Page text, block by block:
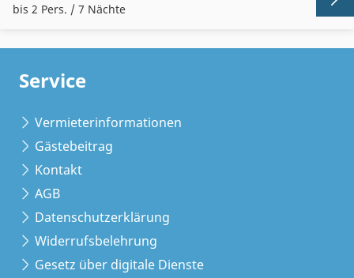
bis 2 Pers. / 7 Nächte
Service
Vermieterinformationen
Gästebeitrag
Kontakt
AGB
Datenschutzerklärung
Widerrufsbelehrung
Gesetz über digitale Dienste